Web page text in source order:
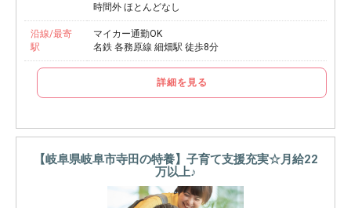
時間外 ほとんどなし
沿線/最寄
駅
マイカー通勤OK
名鉄 各務原線 細畑駅 徒歩8分
詳細を見る
【岐阜県岐阜市寺田の特養】子育て支援充実☆月給22
万以上♪